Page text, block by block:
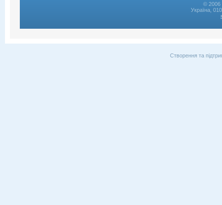
© 2006
Україна,
Створення та